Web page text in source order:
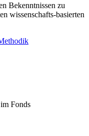
Bekenntnissen zu
wissenschafts-basierten
Fonds